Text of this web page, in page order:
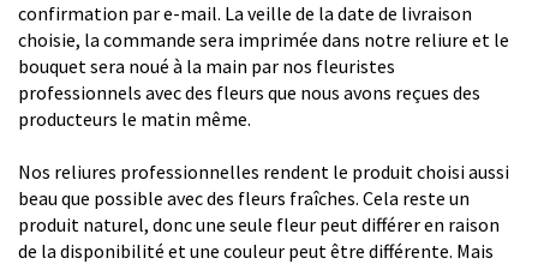
confirmation par e-mail. La veille de la date de livraison
choisie, la commande sera imprimée dans notre reliure et le
bouquet sera noué à la main par nos fleuristes
professionnels avec des fleurs que nous avons reçues des
producteurs le matin même.
Nos reliures professionnelles rendent le produit choisi aussi
beau que possible avec des fleurs fraîches. Cela reste un
produit naturel, donc une seule fleur peut différer en raison
de la disponibilité et une couleur peut être différente. Mais